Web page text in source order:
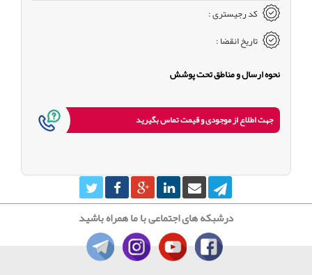
کد رجیستری :
تاریخ انقضا :
نحوه ارسال و مناطق تحت پوشش
جهت اطلاع از موجودی و قیمت تماس بگیرید
درشبکه های اجتماعی با ما همراه باشید